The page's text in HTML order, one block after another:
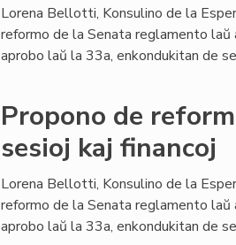
Lorena Bellotti, Konsulino de la
reformo de la Senata reglamento
aprobo laŭ la 33a, enkondukitan de
Propono de
sesioj kaj financoj
Lorena Bellotti, Konsulino de la
reformo de la Senata reglamento
aprobo laŭ la 33a, enkondukitan de